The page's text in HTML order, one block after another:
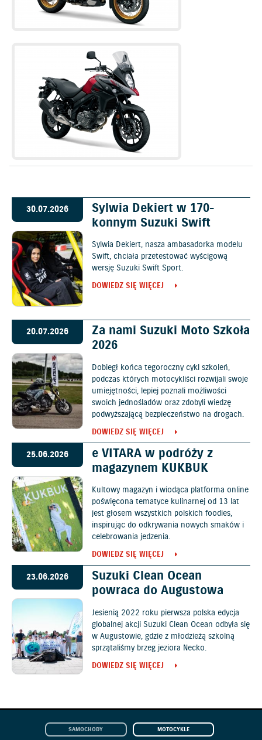
30.07.2026
Sylwia Dekiert w 170-
konnym Suzuki Swift
Sylwia Dekiert, nasza ambasadorka modelu
Swift, chciała przetestować wyścigową
wersję Suzuki Swift Sport.
DOWIEDZ SIĘ WIĘCEJ
20.07.2026
Za nami Suzuki Moto Szkoła
2026
Dobiegł końca tegoroczny cykl szkoleń,
podczas których motocykliści rozwijali swoje
umiejętności, lepiej poznali możliwości
swoich jednośladów oraz zdobyli wiedzę
podwyższającą bezpieczeństwo na drogach.
DOWIEDZ SIĘ WIĘCEJ
25.06.2026
e VITARA w podróży z
magazynem KUKBUK
Kultowy magazyn i wiodąca platforma online
poświęcona tematyce kulinarnej od 13 lat
jest głosem wszystkich polskich foodies,
inspirując do odkrywania nowych smaków i
celebrowania jedzenia.
DOWIEDZ SIĘ WIĘCEJ
23.06.2026
Suzuki Clean Ocean
powraca do Augustowa
Jesienią 2022 roku pierwsza polska edycja
globalnej akcji Suzuki Clean Ocean odbyła się
w Augustowie, gdzie z młodzieżą szkolną
sprzątaliśmy brzeg jeziora Necko.
DOWIEDZ SIĘ WIĘCEJ
SAMOCHODY MOTOCYKLE